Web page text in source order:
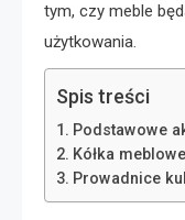
tym, czy meble
użytkowania.
Spis treści
Podstawowe
Kółka
Prowadnice